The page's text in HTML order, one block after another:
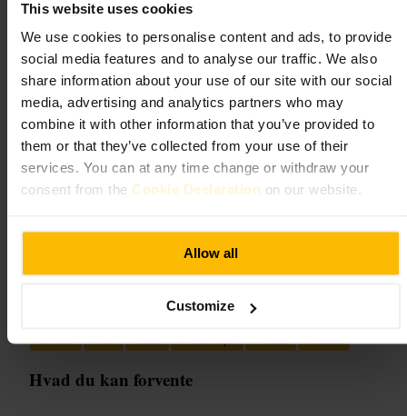
This website uses cookies
We use cookies to personalise content and ads, to provide
social media features and to analyse our traffic. We also
share information about your use of our site with our social
media, advertising and analytics partners who may
combine it with other information that you’ve provided to
them or that they’ve collected from your use of their
services. You can at any time change or withdraw your
consent from the Cookie Declaration on our website.
Allow all
Customize
Savoy Cafe & Kitchen
Caféer, kaffe- og tehuse
4,6
4,5
Billede / Savoy Cafe & Kitchen
“Kaffepauser og enkel brunch i Whitechapel”
Hvad du kan forvente